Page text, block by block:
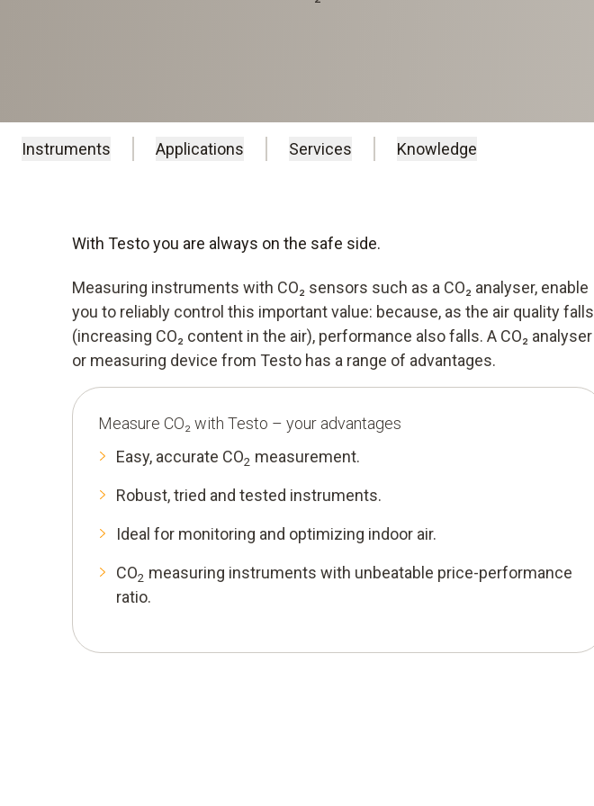
Instruments Applications Services Knowledge
With Testo you are always on the safe side.
Measuring instruments with CO₂ sensors such as a CO₂ analyser, enable
you to reliably control this important value: because, as the air quality falls
(increasing CO₂ content in the air), performance also falls. A CO₂ analyser
or measuring device from Testo has a range of advantages.
Measure CO₂ with Testo – your advantages
Easy, accurate CO2 measurement.
Robust, tried and tested instruments.
Ideal for monitoring and optimizing indoor air.
CO2 measuring instruments with unbeatable price-performance
ratio.